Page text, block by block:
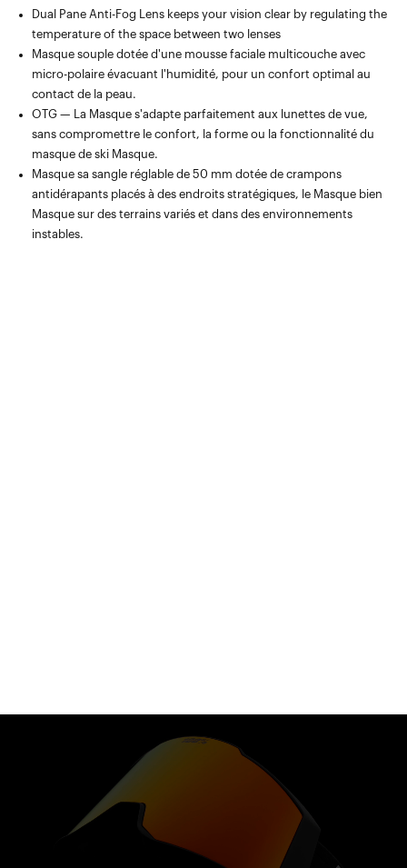
Dual Pane Anti-Fog Lens keeps your vision clear by regulating the
temperature of the space between two lenses
Masque souple dotée d'une mousse faciale multicouche avec
micro-polaire évacuant l'humidité, pour un confort optimal au
contact de la peau.
OTG — La Masque s'adapte parfaitement aux lunettes de vue,
sans compromettre le confort, la forme ou la fonctionnalité du
masque de ski Masque.
Masque sa sangle réglable de 50 mm dotée de crampons
antidérapants placés à des endroits stratégiques, le Masque bien
Masque sur des terrains variés et dans des environnements
instables.